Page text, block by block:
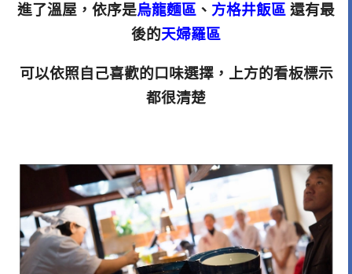
進了溫屋，依序是烏龍麵區 、 方格井飯區 還有最
後的天婦羅區
可以依照自己喜歡的口味選擇，上方的看板標示
都很清楚